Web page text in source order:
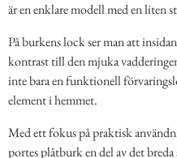
är en enklare modell med en liten
På burkens lock ser man att
kontrast till den mjuka
inte bara en funktionell
element i hemmet.
Med ett fokus på praktisk
portes plåtburk en del av det